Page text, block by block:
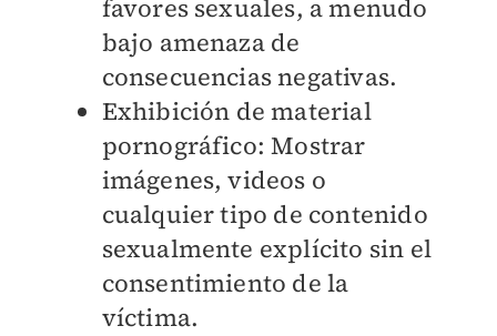
favores sexuales, a menudo
bajo amenaza de
consecuencias negativas.
Exhibición de material
pornográfico: Mostrar
imágenes, videos o
cualquier tipo de contenido
sexualmente explícito sin el
consentimiento de la
víctima.